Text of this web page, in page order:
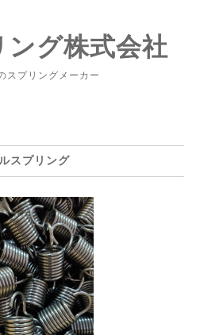
ング株式会社
スプリングメーカー
スプリング